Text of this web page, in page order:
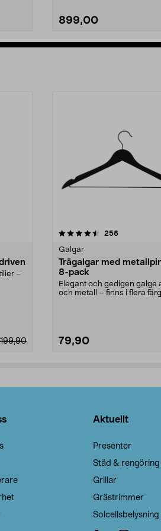
899,00
–
199,90
256recensioner
Galgar
Trägalgar med
8-pack
Elegant och gedigen galge
och metall – finns i flera
79,90
4.0av 5 stjärnor
Aktuellt
Presenter
Städ & rengöring
Grillar
Grästrimmer
Solcellsbelysning